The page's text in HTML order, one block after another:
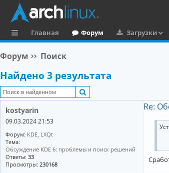
ы
л
к
и
Главная Форум Загрузки
Форум Поиск
Найдено 3 результата
kostyarin
09.03.2024 21:53
Форум: KDE, LXQt
Тема:
Обсуждение KDE 6: проблемы и поиск решений
Ответы: 33
Просмотры: 230168
Re: